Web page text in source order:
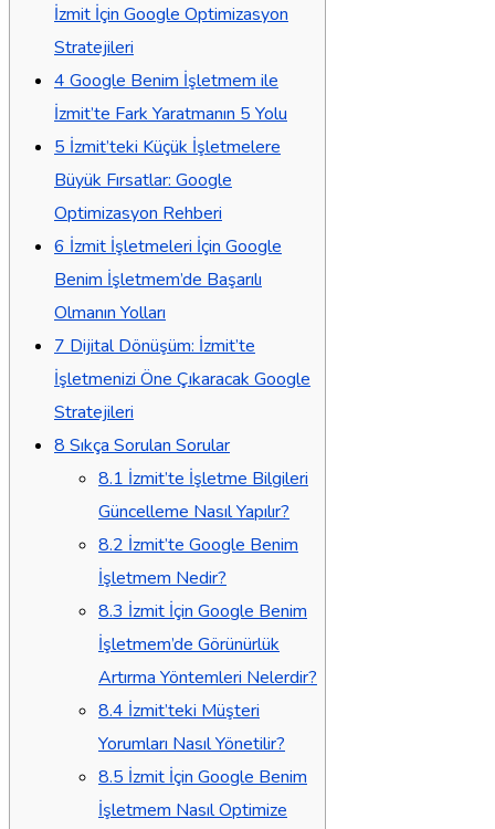
İzmit İçin Google Optimizasyon
Stratejileri
4 Google Benim İşletmem ile
İzmit’te Fark Yaratmanın 5 Yolu
5 İzmit’teki Küçük İşletmelere
Büyük Fırsatlar: Google
Optimizasyon Rehberi
6 İzmit İşletmeleri İçin Google
Benim İşletmem’de Başarılı
Olmanın Yolları
7 Dijital Dönüşüm: İzmit’te
İşletmenizi Öne Çıkaracak Google
Stratejileri
8 Sıkça Sorulan Sorular
8.1 İzmit’te İşletme Bilgileri
Güncelleme Nasıl Yapılır?
8.2 İzmit’te Google Benim
İşletmem Nedir?
8.3 İzmit İçin Google Benim
İşletmem’de Görünürlük
Artırma Yöntemleri Nelerdir?
8.4 İzmit’teki Müşteri
Yorumları Nasıl Yönetilir?
8.5 İzmit İçin Google Benim
İşletmem Nasıl Optimize